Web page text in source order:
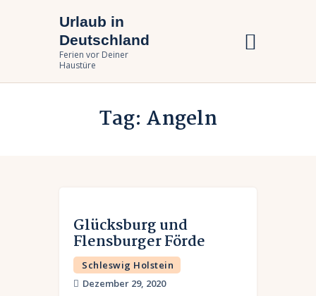
Urlaub in
Deutschland
Ferien vor Deiner
Haustüre
Tag: Angeln
Urlaub in Deutschland
Ferien vor Deiner Haustüre
Bundesländer
Glücksburg und
Flensburger Förde
Schleswig Holstein
Dezember 29, 2020